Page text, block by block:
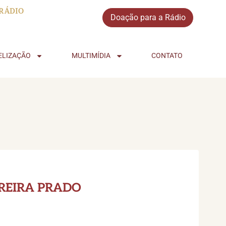
Doação para a Rádio
MULTIMÍDIA CONTATO
PRADO